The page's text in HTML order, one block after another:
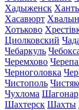
Хадыженск
Хасавюрт
Хотьково
Циолковский
Чебаркуль
Черемхово
Черноголовка
Чистополь
Чухлома Шагонар
Шахтерск Шахты